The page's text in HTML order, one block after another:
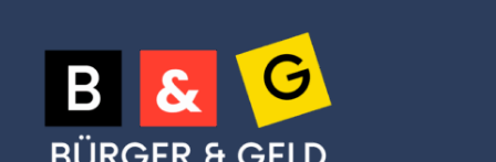
Inhalt
springen